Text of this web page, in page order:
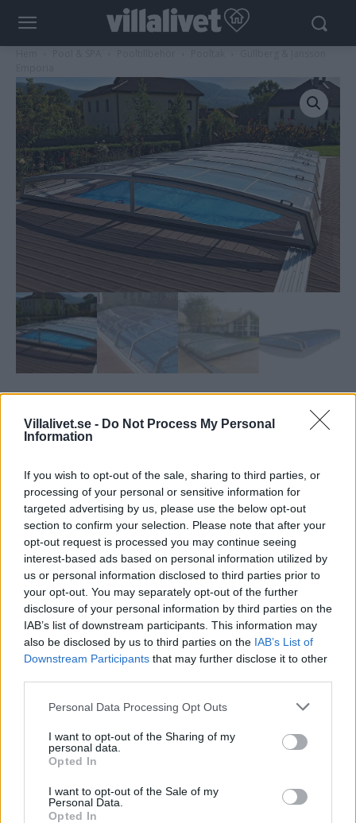
Villalivet.se - Do Not Process My Personal
Information
If you wish to opt-out of the sale, sharing to third parties, or
processing of your personal or sensitive information for
targeted advertising by us, please use the below opt-out
section to confirm your selection. Please note that after your
opt-out request is processed you may continue seeing
interest-based ads based on personal information utilized by
us or personal information disclosed to third parties prior to
your opt-out. You may separately opt-out of the further
disclosure of your personal information by third parties on the
IAB’s list of downstream participants. This information may
also be disclosed by us to third parties on the IAB’s List of
Downstream Participants that may further disclose it to other
Personal Data Processing Opt Outs
I want to opt-out of the Sharing of my
personal data.
Opted In
I want to opt-out of the Sale of my
Personal Data.
Opted In
Gullberg & Jansson Emporia
Lågt pooltak  Måttbeställes. Emporia är ett av marknadens
lägsta pooltak och
smälter vackert in i din trädgård. Emporia är ett av våra
lägsta pooltak, med en höjd från
endast 63 cm, och i utsökt design. Emporia utrustas alltid
i klarplast, 4 mm (PC). Emporia har extra platta
komfortskenor med en höjd på
endast 12 mm.
Emporia har automatisk sektionslåsning med nyckel, så
att pooltaket kan öppnas och stängas snabbt och smidigt.
Till hemsidan
Artikelnr: ab19376924ed Kategori:Pooltak
Relaterade produkter